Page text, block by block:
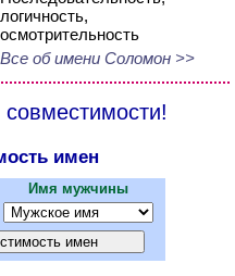
логичность,
осмотрительность
Все об имени Соломон >>
имен
Имя мужчины